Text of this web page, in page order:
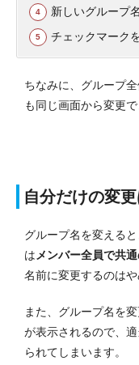
新しいグループ
チェックマーク
ちなみに、グループ
も同じ画面から変更で
自分だけの変
グループ名を変える
は メンバー全員で共
名前に変更するのはや
また、グループ名を
が表示されるので、
られてしまいます。